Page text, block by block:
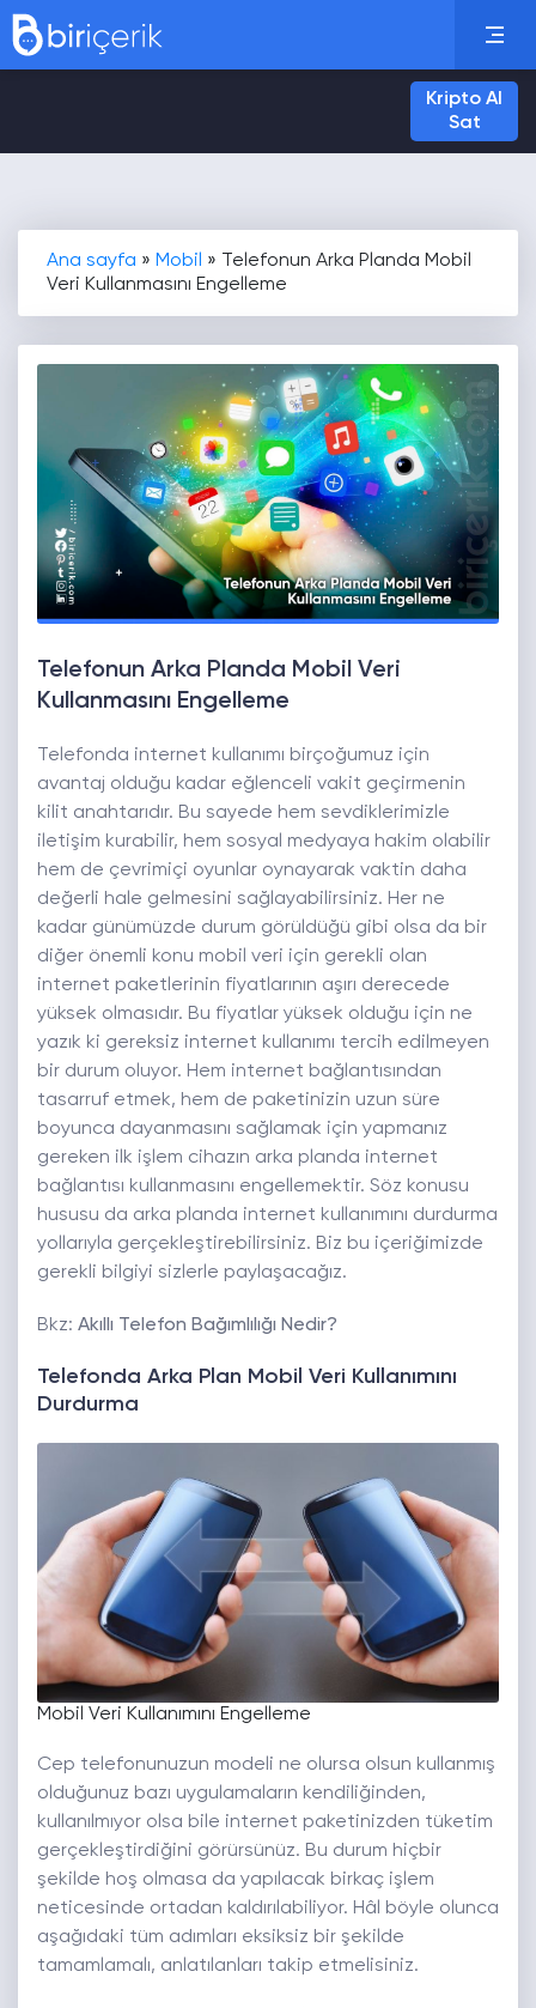
Kripto Al
Sat
Ana sayfa » Mobil »
Telefonun Arka Planda Mobil
Veri Kullanmasını Engelleme
Telefonun Arka Planda Mobil Veri
Kullanmasını Engelleme
Telefonda internet kullanımı birçoğumuz için
avantaj olduğu kadar eğlenceli vakit geçirmenin
kilit anahtarıdır. Bu sayede hem sevdiklerimizle
iletişim kurabilir, hem sosyal medyaya hakim olabilir
hem de çevrimiçi oyunlar oynayarak vaktin daha
değerli hale gelmesini sağlayabilirsiniz. Her ne
kadar günümüzde durum görüldüğü gibi olsa da bir
diğer önemli konu mobil veri için gerekli olan
internet paketlerinin fiyatlarının aşırı derecede
yüksek olmasıdır. Bu fiyatlar yüksek olduğu için ne
yazık ki gereksiz internet kullanımı tercih edilmeyen
bir durum oluyor. Hem internet bağlantısından
tasarruf etmek, hem de paketinizin uzun süre
boyunca dayanmasını sağlamak için yapmanız
gereken ilk işlem cihazın arka planda internet
bağlantısı kullanmasını engellemektir. Söz konusu
hususu da arka planda internet kullanımını durdurma
yollarıyla gerçekleştirebilirsiniz. Biz bu içeriğimizde
gerekli bilgiyi sizlerle paylaşacağız.
Bkz: Akıllı Telefon Bağımlılığı Nedir?
Telefonda Arka Plan Mobil Veri Kullanımını
Durdurma
Mobil Veri Kullanımını Engelleme
Cep telefonunuzun modeli ne olursa olsun kullanmış
olduğunuz bazı uygulamaların kendiliğinden,
kullanılmıyor olsa bile internet paketinizden tüketim
gerçekleştirdiğini görürsünüz. Bu durum hiçbir
şekilde hoş olmasa da yapılacak birkaç işlem
neticesinde ortadan kaldırılabiliyor. Hâl böyle olunca
aşağıdaki tüm adımları eksiksiz bir şekilde
tamamlamalı, anlatılanları takip etmelisiniz.